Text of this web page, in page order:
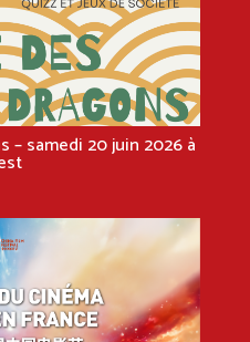
– samedi 20 juin 2026 à